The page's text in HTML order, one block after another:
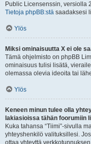
Public Licensenssin, versiolla
Tietoja phpBB:stä saadaksesi
Ylös
Miksi ominaisuutta X ei ole
Tämä ohjelmisto on phpBB
ominaisuus tulisi lisätä, vieraile
olemassa olevia ideoita tai
Ylös
Keneen minun tulee olla
lakiasioissa tähän foorumiin
Kuka tahansa “Tiimi”-sivulla
yhteyshenkilö valituksillesi.
ottaa yhteyttä